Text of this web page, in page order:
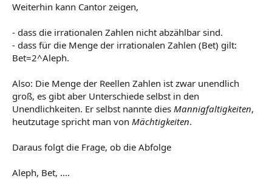
Weiterhin kann Cantor zeigen,
- dass die irrationalen Zahlen nicht abzählbar sind.
- dass für die Menge der irrationalen Zahlen (Bet) gilt:
Bet=2^Aleph.
Also: Die Menge der Reellen Zahlen ist zwar unendlich
groß, es gibt aber Unterschiede selbst in den
Unendlichkeiten. Er selbst nannte dies Mannigfaltigkeiten,
heutzutage spricht man von Mächtigkeiten.
Daraus folgt die Frage, ob die Abfolge
Aleph, Bet, ....